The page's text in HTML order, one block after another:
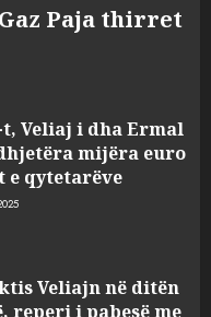
Paja thirret
t, Veliaj i dha Ermal
mijëra euro
e qytetarëve
Veliajn në ditën
reperi i pabesë me
Albania”,